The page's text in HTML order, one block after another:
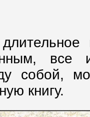
все
собой,
книгу.